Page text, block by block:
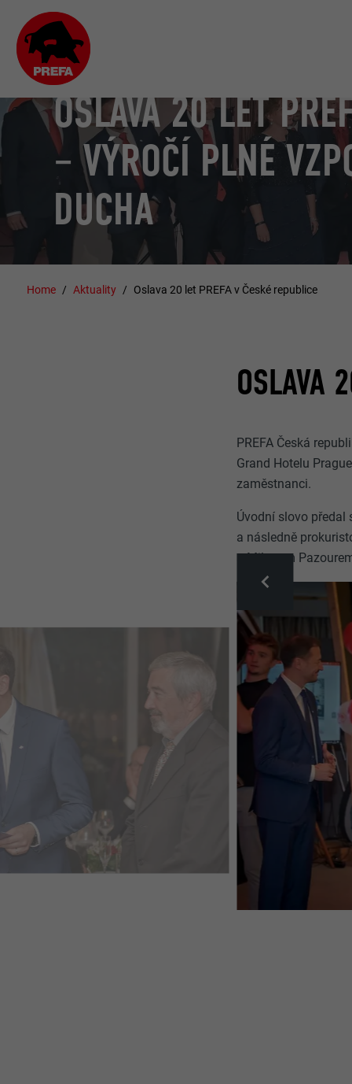
OSLAVA 20 LET
– VÝROČÍ PLNÉ
DUCHA
Home Aktuality Oslava 20 let PREFA v České republice
OSLAVA
PREFA Česká
Grand Hotelu
zaměstnanci.
Úvodní slovo předal
a následně
a Milanem